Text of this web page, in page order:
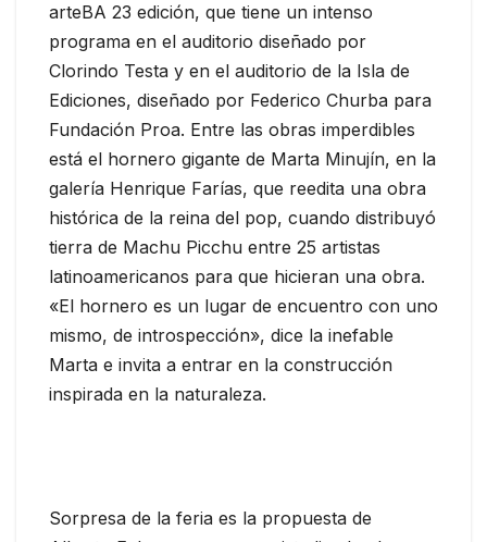
arteBA 23 edición, que tiene un intenso
programa en el auditorio diseñado por
Clorindo Testa y en el auditorio de la Isla de
Ediciones, diseñado por Federico Churba para
Fundación Proa. Entre las obras imperdibles
está el hornero gigante de Marta Minujín, en la
galería Henrique Farías, que reedita una obra
histórica de la reina del pop, cuando distribuyó
tierra de Machu Picchu entre 25 artistas
latinoamericanos para que hicieran una obra.
«El hornero es un lugar de encuentro con uno
mismo, de introspección», dice la inefable
Marta e invita a entrar en la construcción
inspirada en la naturaleza.
Sorpresa de la feria es la propuesta de